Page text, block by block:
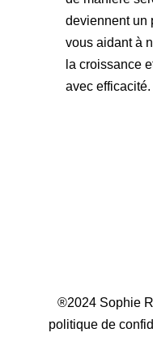
deviennent un
vous aidant à
la croissance
avec efficacité.
®2024 Sophie
politique de